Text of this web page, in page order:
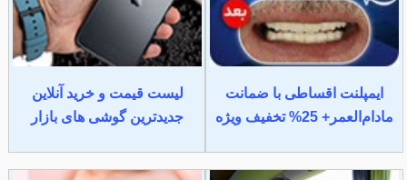
ایمپلنت اقساطی با ضمانت
مادام‌العمر+ 25% تخفیف ویژه
لیست قیمت و خرید آنلاین
جدیدترین گوشی های بازار